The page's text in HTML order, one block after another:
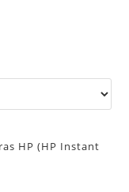
HP (HP Instant